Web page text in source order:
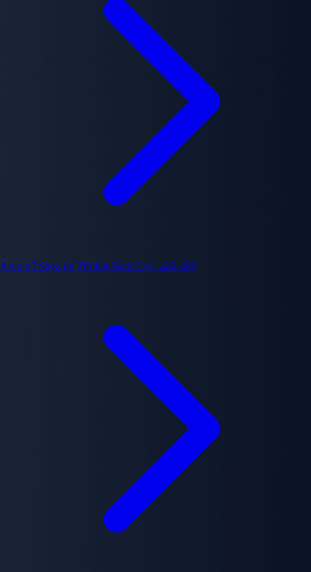
Arco #5 Saga de Thriller Bark Cap. 442-489